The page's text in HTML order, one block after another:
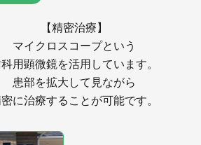
【精密治療】
マイクロスコープという
用顕微鏡を活用しています。
患部を拡大して見ながら
に治療することが可能です。